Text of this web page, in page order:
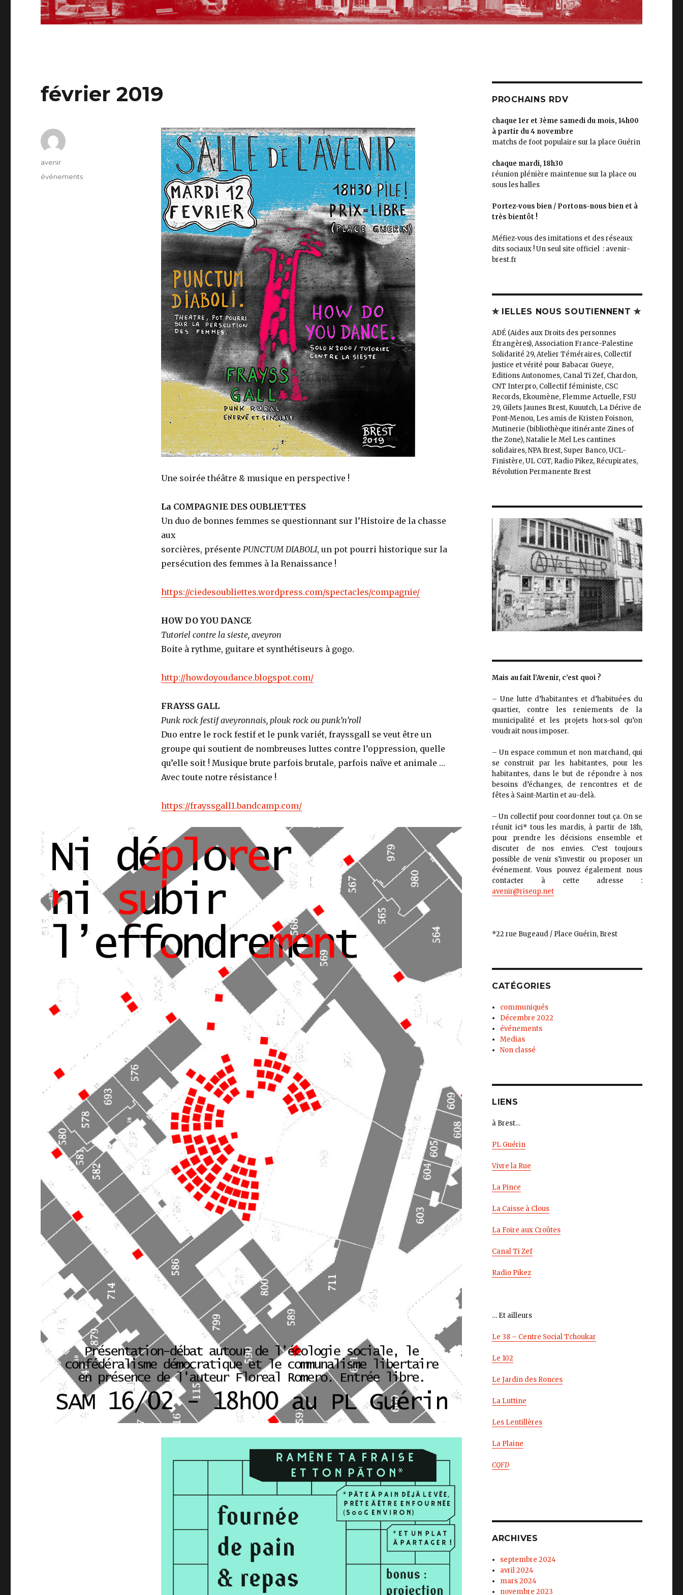
février 2019
Une soirée théâtre & musique en perspective !
La COMPAGNIE DES OUBLIETTES
Un duo de bonnes femmes se questionnant sur l’Histoire de la chasse
aux
sorcières, présente PUNCTUM DIABOLI, un pot pourri historique sur la
persécution des femmes à la Renaissance !
https://ciedesoubliettes.wordpress.com/spectacles/compagnie/
HOW DO YOU DANCE
Tutoriel contre la sieste, aveyron
Boite à rythme, guitare et synthétiseurs à gogo.
http://howdoyoudance.blogspot.com/
FRAYSS GALL
Punk rock festif aveyronnais, plouk rock ou punk’n’roll
Duo entre le rock festif et le punk variét, frayssgall se veut être un
groupe qui soutient de nombreuses luttes contre l’oppression, quelle
qu’elle soit ! Musique brute parfois brutale, parfois naïve et animale …
Avec toute notre résistance !
https://frayssgall1.bandcamp.com/
Auteur
avenir
Catégories
événements
PROCHAINS RDV
chaque 1er et 3ème samedi du mois, 14h00
à partir du 4 novembre
matchs de foot populaire sur la place Guérin
chaque mardi, 18h30
réunion plénière maintenue sur la place ou
sous les halles
Portez-vous bien / Portons-nous bien et à
très bientôt !
Méfiez-vous des imitations et des réseaux
dits sociaux ! Un seul site officiel : avenir-
brest.fr
✮ IELLES NOUS SOUTIENNENT ✮
ADÉ (Aides aux Droits des personnes
Étrangères), Association France-Palestine
Solidarité 29, Atelier Téméraires, Collectif
justice et vérité pour Babacar Gueye,
Editions Autonomes, Canal Ti Zef, Chardon,
CNT Interpro, Collectif féministe, CSC
Records, Ekoumène, Flemme Actuelle, FSU
29, Gilets Jaunes Brest, Kuuutch, La Dérive de
Pont-Menou, Les amis de Kristen Foisnon,
Mutinerie (bibliothèque itinérante Zines of
the Zone), Natalie le Mel Les cantines
solidaires, NPA Brest, Super Banco, UCL-
Finistère, UL CGT, Radio Pikez, Récupirates,
Révolution Permanente Brest
Mais au fait l’Avenir, c’est quoi ?
– Une lutte d’habitant·e·s et d’habitué·e·s du
quartier, contre les reniements de la
municipalité et les projets hors-sol qu’on
voudrait nous imposer.
– Un espace commun et non marchand, qui
se construit par les habitant·e·s, pour les
habitant·e·s, dans le but de répondre à nos
besoins d’échanges, de rencontres et de
fêtes à Saint-Martin et au-delà.
– Un collectif pour coordonner tout ça. On se
réunit ici* tous les mardis, à partir de 18h,
pour prendre les décisions ensemble et
discuter de nos envies. C’est toujours
possible de venir s’investir ou proposer un
événement. Vous pouvez également nous
contacter à cette adresse :
avenir@riseup.net
*22 rue Bugeaud / Place Guérin, Brest
CATÉGORIES
communiqués
Décembre 2022
événements
Medias
Non classé
LIENS
à Brest…
PL Guérin
Vivre la Rue
La Pince
La Caisse à Clous
La Foire aux Croûtes
Canal Ti Zef
Radio Pikez
… Et ailleurs
Le 38 – Centre Social Tchoukar
Le 102
Le Jardin des Ronces
La Luttine
Les Lentillères
La Plaine
CQFD
ARCHIVES
septembre 2024
avril 2024
mars 2024
novembre 2023